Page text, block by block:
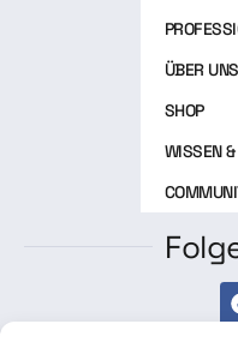
ÜBER UNS
SHOP
WISSEN